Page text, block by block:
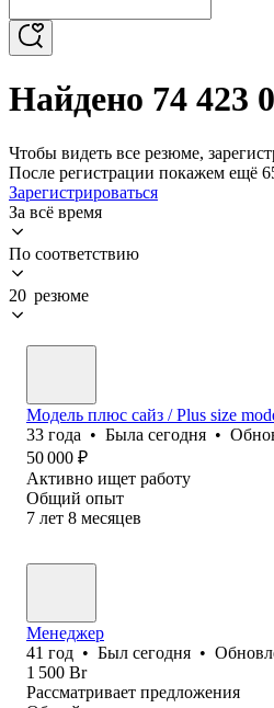
Найдено 74 423
Чтобы видеть все резюме,
После регистрации покажем ещё
Зарегистрироваться
За всё время
По соответствию
20 резюме
Модель плюс сайз / Plus size
33 года • Была сегодня •
50 000 ₽
Активно ищет работу
Общий опыт
7 лет 8 месяцев
Менеджер
41 год • Был сегодня •
1 500 Br
Рассматривает предложения